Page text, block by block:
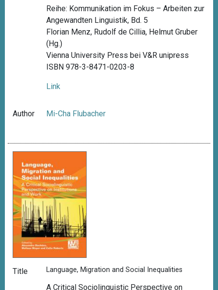
Reihe: Kommunikation im Fokus – Arbeiten zur
Angewandten Linguistik, Bd. 5
Florian Menz, Rudolf de Cillia, Helmut Gruber
(Hg.)
Vienna University Press bei V&R unipress
ISBN 978-3-8471-0203-8
Link
Author Mi-Cha Flubacher
Title Language, Migration and Social Inequalities
A Critical Sociolinguistic Perspective on